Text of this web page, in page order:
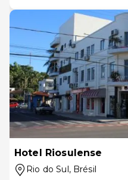
Hotel Riosulense
Rio do Sul, Brésil